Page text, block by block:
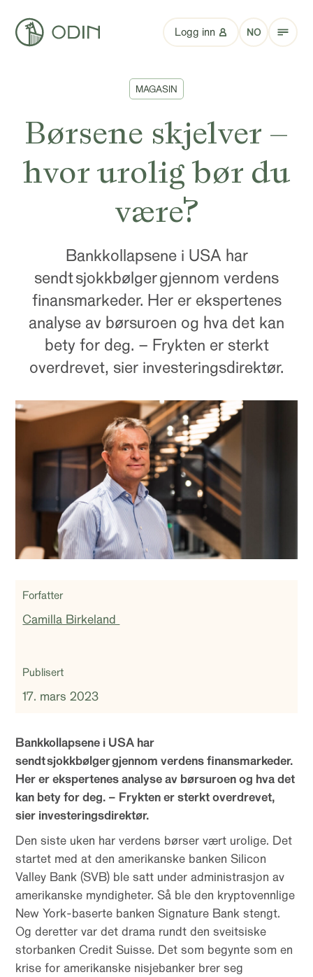
Logg inn NO
MAGASIN
Børsene skjelver –
hvor urolig bør du
være?
Bankkollapsene i USA har
sendt sjokkbølger gjennom verdens
finansmarkeder. Her er ekspertenes
analyse av børsuroen og hva det kan
bety for deg. – Frykten er sterkt
overdrevet, sier investeringsdirektør.
Forfatter
Camilla Birkeland
Publisert
17. mars 2023
Bankkollapsene i USA har
sendt sjokkbølger gjennom verdens finansmarkeder.
Her er ekspertenes analyse av børsuroen og hva det
kan bety for deg. – Frykten er sterkt overdrevet,
sier investeringsdirektør.
Den siste uken har verdens børser vært urolige. Det
startet med at den amerikanske banken Silicon
Valley Bank (SVB) ble satt under administrasjon av
amerikanske myndigheter. Så ble den kryptovennlige
New York-baserte banken Signature Bank stengt.
Og deretter var det drama rundt den sveitsiske
storbanken Credit Suisse. Det som begynte som en
krise for amerikanske nisjebanker brer seg